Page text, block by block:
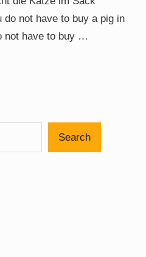
do not have to buy a pig in
not have to buy …
Search